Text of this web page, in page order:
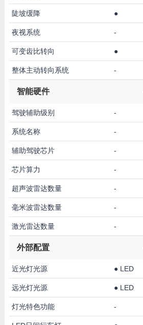
陡坡缓降 ●
夜视系统 -
可变齿比转向 ●
整体主动转向系统 -
智能硬件
驾驶辅助级别 -
系统名称 -
辅助驾驶芯片 -
芯片算力 -
超声波雷达数量 -
毫米波雷达数量 -
激光雷达数量 -
外部配置
近光灯光源 ● LED
远光灯光源 ● LED
灯光特色功能 -